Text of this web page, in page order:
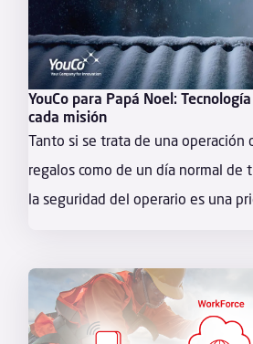
YouCo para Papá Noel:
cada misión
Tanto si se trata de una operación
regalos como de un día normal de
la seguridad del operario es una